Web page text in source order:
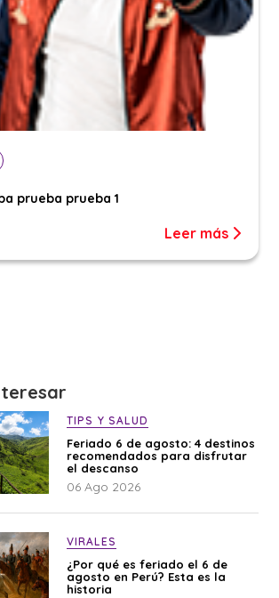
prueba prueba 1
Leer más
TIPS Y SALUD
Feriado 6 de agosto: 4 destinos
recomendados para disfrutar
el descanso
06 Ago 2026
VIRALES
¿Por qué es feriado el 6 de
agosto en Perú? Esta es la
historia